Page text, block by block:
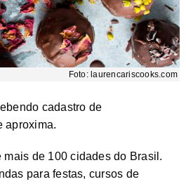
Foto: laurencariscooks.com
cadastro de
aproxima.
de 100 cidades do Brasil.
para festas, cursos de